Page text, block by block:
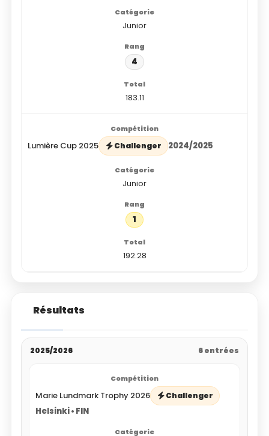
Junior
4
183.11
Lumière Cup 2025 Challenger 2024/2025
Junior
1
192.28
Résultats
2025/2026 6 entrées
Marie Lundmark Trophy 2026 Challenger
Helsinki • FIN